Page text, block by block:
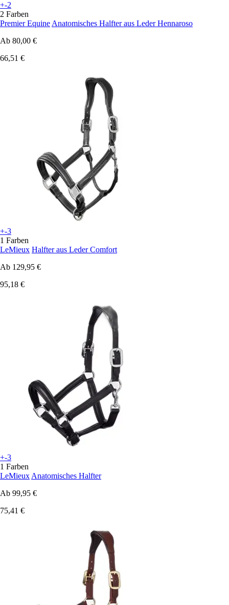
+-2
2 Farben
Premier Equine Anatomisches Halfter aus Leder Hennaroso
Ab 80,00 €
66,51 €
+-3
1 Farben
LeMieux Halfter aus Leder Comfort
Ab 129,95 €
95,18 €
+-3
1 Farben
LeMieux Anatomisches Halfter
Ab 99,95 €
75,41 €